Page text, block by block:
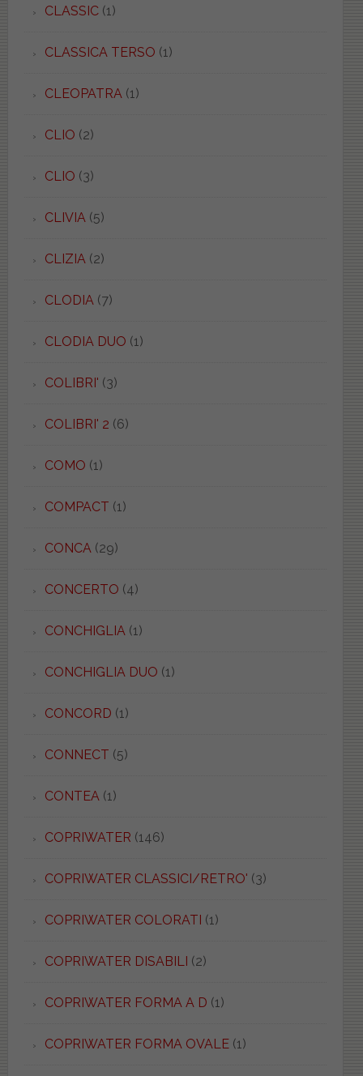
CLASSIC(1)
CLASSICA TERSO (1)
CLEOPATRA(1)
CLIO (2)
CLIO (3)
CLIVIA(5)
CLIZIA(2)
CLODIA(7)
CLODIA DUO (1)
COLIBRI' (3)
COLIBRI' 2 (6)
COMO (1)
COMPACT (1)
CONCA(29)
CONCERTO (4)
CONCHIGLIA(1)
CONCHIGLIA DUO (1)
CONCORD (1)
CONNECT (5)
CONTEA(1)
COPRIWATER (146)
COPRIWATER CLASSICI/RETRO' (3)
COPRIWATER COLORATI (1)
COPRIWATER DISABILI (2)
COPRIWATER FORMA A D (1)
COPRIWATER FORMA OVALE(1)